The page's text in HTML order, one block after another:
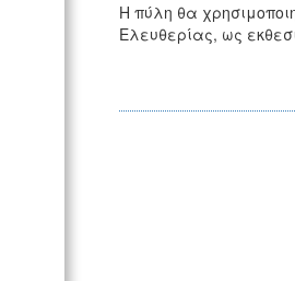
Η πύλη θα
Ελευθερίας, ως